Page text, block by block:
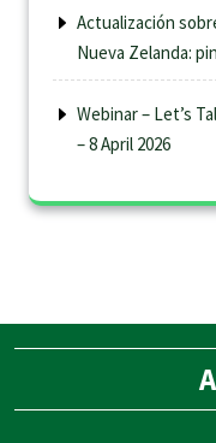
Actualización
Nueva Zelanda:
Webinar – Let’s
– 8 April 2026